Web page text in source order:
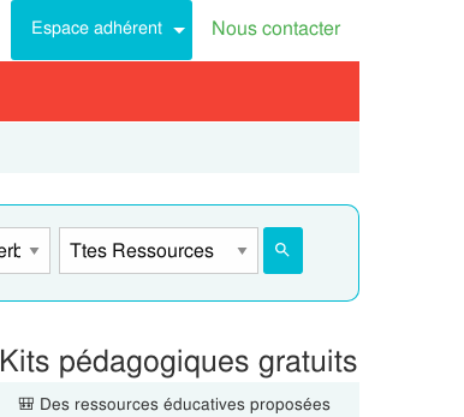
Espace adhérent Nous contacter
Kits pédagogiques gratuits
🎒 Des ressources éducatives proposées